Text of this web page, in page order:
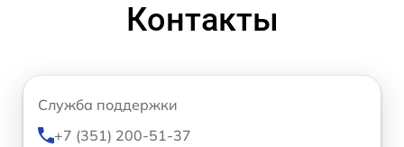
Контакты
Служба поддержки
+7 (351) 200-51-37